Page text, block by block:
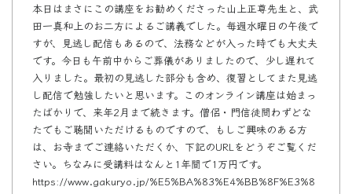
本日はまさにこの講座をお勧めくださった山上正尊先生と、武
田一真和上のお二方によるご講義でした。毎週水曜日の午後で
すが、見逃し配信もあるので、法務などが入った時でも大丈夫
です。今日も午前中からご葬儀がありましたので、少し遅れて
入りました。最初の見逃した部分も含め、復習としてまた見逃
し配信で勉強したいと思います。このオンライン講座は始まっ
たばかりで、来年2月まで続きます。僧侶・門信徒問わずどな
たでもご聴聞いただけるものですので、もしご興味のある方
は、お寺までご連絡いただくか、下記のURLをどうぞご覧くだ
さい。ちなみに受講料はなんと1年間で1万円です。
https://www.gakuryo.jp/%E5%BA%83%E4%BB%8F%E3%8